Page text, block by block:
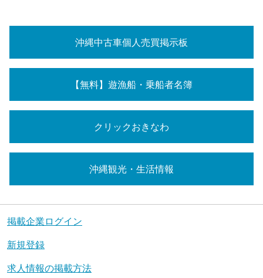
沖縄中古車個人売買掲示板
【無料】遊漁船・乗船者名簿
クリックおきなわ
沖縄観光・生活情報
掲載企業ログイン
新規登録
求人情報の掲載方法